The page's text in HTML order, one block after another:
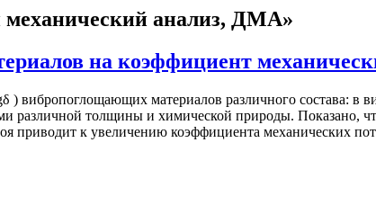
анализ, ДМА»
на коэффициент
) вибропоглощающих материалов различного состава: в
толщины и химической природы. Показано,
приводит к увеличению коэффициента механических